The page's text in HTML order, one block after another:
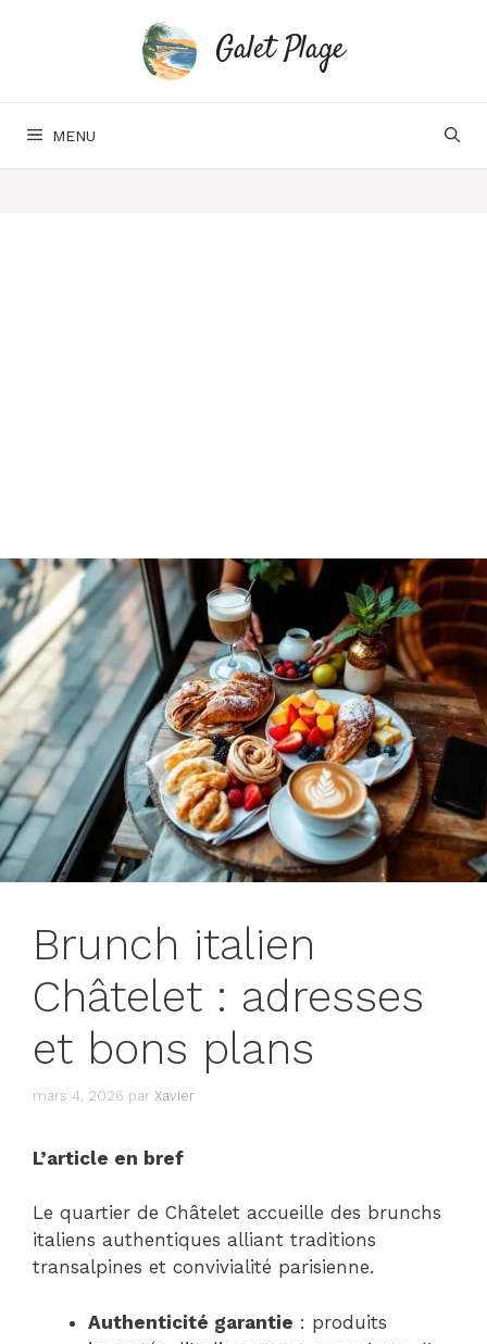
Galet Plage
MENU
Brunch italien
Châtelet : adresses
et bons plans
mars 4, 2026 par Xavier
L’article en bref
Le quartier de Châtelet accueille des brunchs
italiens authentiques alliant traditions
transalpines et convivialité parisienne.
Authenticité garantie : produits